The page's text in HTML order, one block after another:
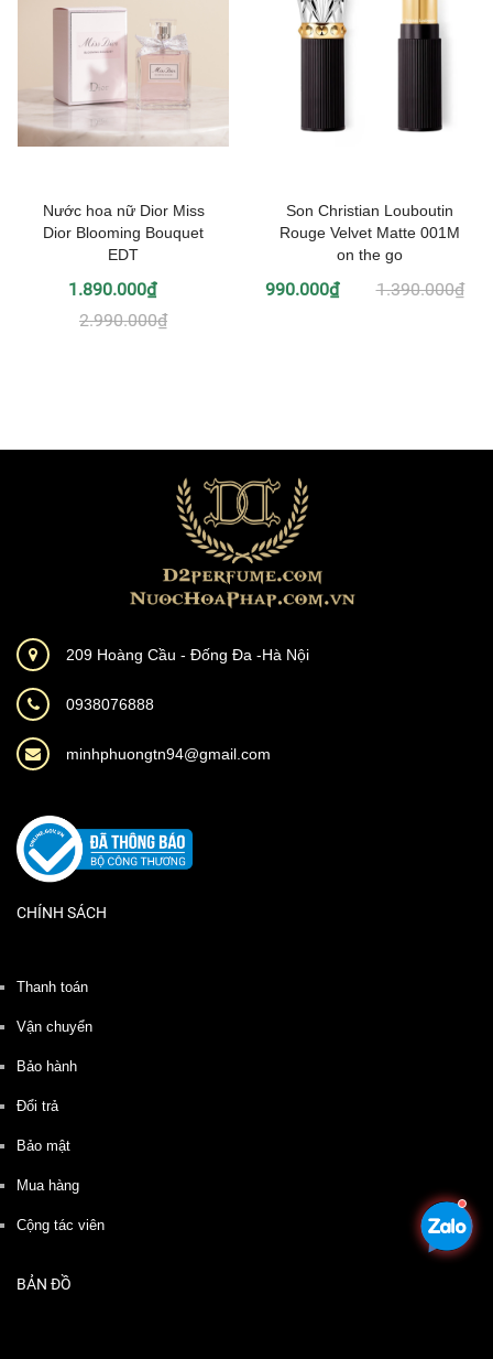
Nước hoa nữ Dior Miss
Dior Blooming Bouquet
EDT
1.890.000₫
2.990.000₫
Son Christian Louboutin
Rouge Velvet Matte 001M
on the go
990.000₫ 1.390.000₫
209 Hoàng Cầu - Đống Đa -Hà Nội
0938076888
minhphuongtn94@gmail.com
CHÍNH SÁCH
Thanh toán
Vận chuyển
Bảo hành
Đổi trả
Bảo mật
Mua hàng
Cộng tác viên
BẢN ĐỒ